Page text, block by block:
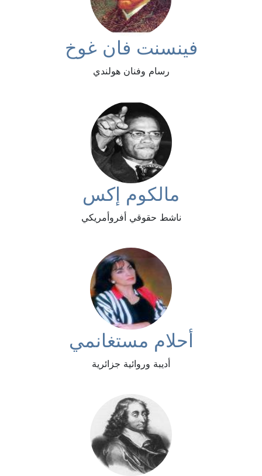
فينسنت فان غوخ
رسام وفنان هولندي
مالكوم إكس
ناشط حقوقي أفروأمريكي
أحلام مستغانمي
أديبة وروائية جزائرية